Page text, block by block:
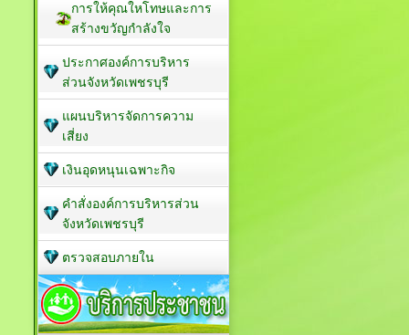
การให้คุณใหโทษและการ
สร้างขวัญกำลังใจ
ประกาศองค์การบริหาร
ส่วนจังหวัดเพชรบุรี
แผนบริหารจัดการความ
เสี่ยง
เงินอุดหนุนเฉพาะกิจ
คำสั่งองค์การบริหารส่วน
จังหวัดเพชรบุรี
ตรวจสอบภายใน